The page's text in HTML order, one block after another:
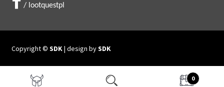
/ lootquestpl
0
Copyright © SDK| design bySDK